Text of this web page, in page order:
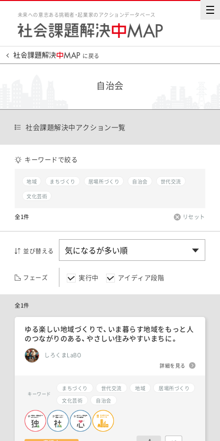
未来への意志ある挑戦者・起業家のアクションデータベース
に戻る
自治会
社会課題解決中アクション一覧
キーワードで絞る
地域 まちづくり 居場所づくり 自治会
世代交流
文化芸術
全1件 リセット
並び替える
フェーズ 実行中 アイディア段階
全1件
ゆる楽しい地域づくりで、いま暮らす地域をもっと人
のつながりのある、やさしい住みやすいまちに。
しろくまLaBO
詳細を見る
キーワード
まちづくり 世代交流 地域
居場所づくり
文化芸術
自治会